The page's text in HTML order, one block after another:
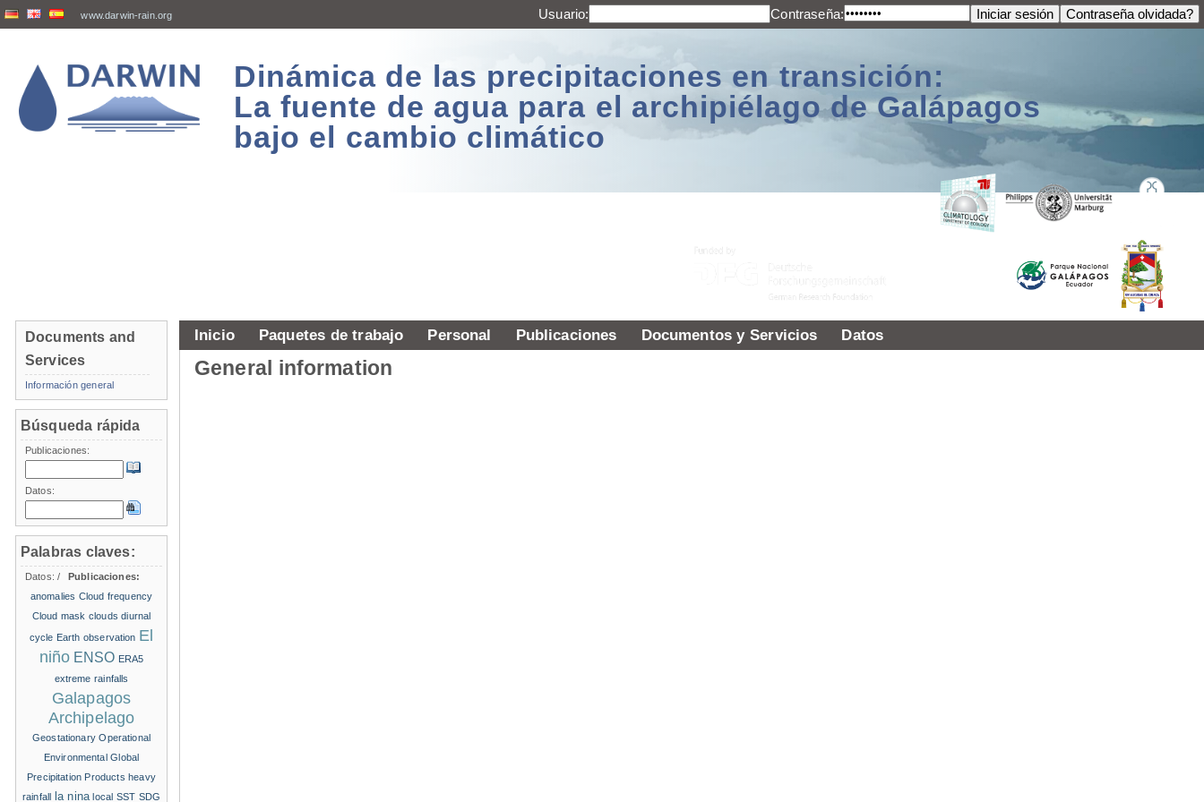
www.darwin-rain.org Usuario: Contraseña:
Dinámica de las precipitaciones en transición:
La fuente de agua para el archipiélago de Galápagos
bajo el cambio climático
Inicio Paquetes de trabajo Personal Publicaciones Documentos y Servicios Datos
General information
Documents and
Services
Información general
Búsqueda rápida
Publicaciones:
Datos:
Palabras claves:
Datos:/
Publicaciones:
anomalies Cloud frequency
Cloud mask clouds diurnal
cycle Earth observation El
niño ENSO ERA5
extreme rainfalls
Galapagos
Archipelago
Geostationary Operational
Environmental Global
Precipitation Products heavy
rainfall la nina local SST SDG